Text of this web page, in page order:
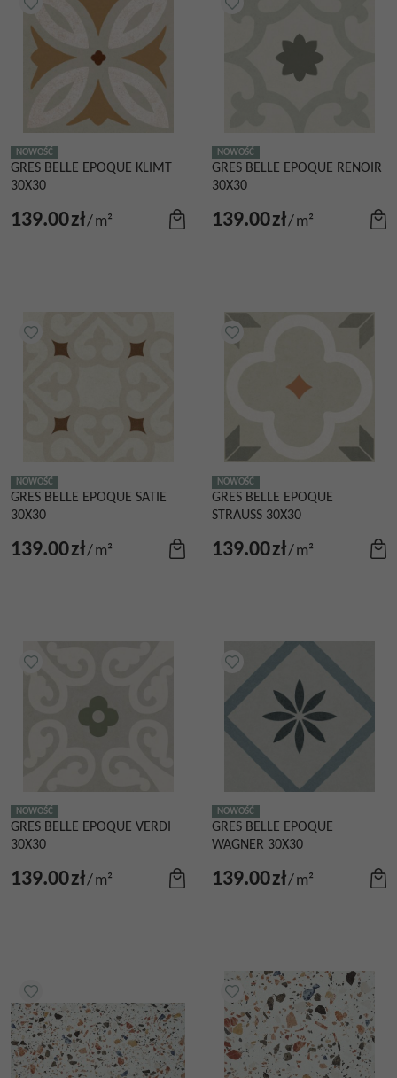
NOWOŚĆ
GRES BELLE EPOQUE KLIMT
30X30
139.00zł/m²
NOWOŚĆ
GRES BELLE EPOQUE RENOIR
30X30
139.00zł/m²
NOWOŚĆ
GRES BELLE EPOQUE SATIE
30X30
139.00zł/m²
NOWOŚĆ
GRES BELLE EPOQUE
STRAUSS 30X30
139.00zł/m²
NOWOŚĆ
GRES BELLE EPOQUE VERDI
30X30
139.00zł/m²
NOWOŚĆ
GRES BELLE EPOQUE
WAGNER 30X30
139.00zł/m²